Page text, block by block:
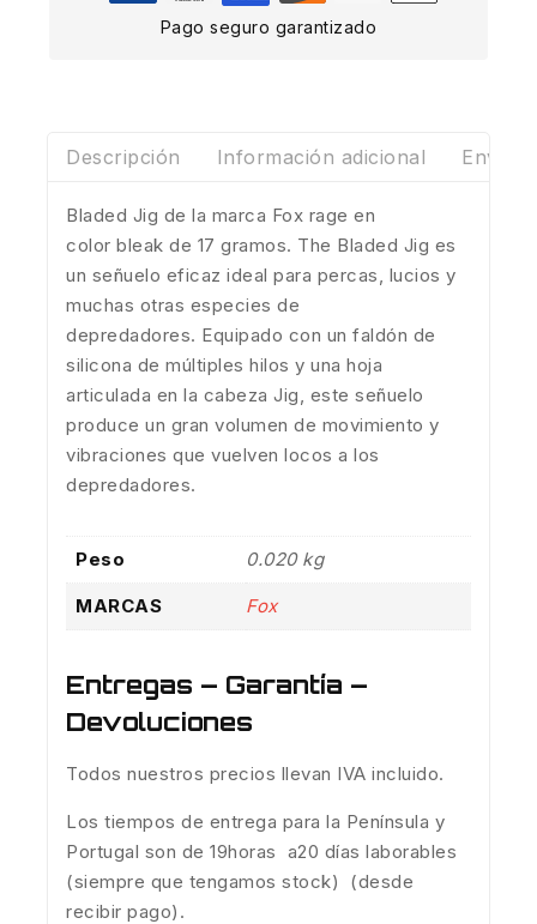
Pago seguro garantizado
Descripción Información adicional Envíos
Bladed Jig de la marca Fox rage en
color bleak de 17 gramos. The Bladed Jig es
un señuelo eficaz ideal para percas, lucios y
muchas otras especies de
depredadores. Equipado con un faldón de
silicona de múltiples hilos y una hoja
articulada en la cabeza Jig, este señuelo
produce un gran volumen de movimiento y
vibraciones que vuelven locos a los
depredadores.
Peso 0.020 kg
MARCAS Fox
Entregas – Garantía –
Devoluciones
Todos nuestros precios llevan IVA incluido.
Los tiempos de entrega para la Península y
Portugal son de 19horas a20 días laborables
(siempre que tengamos stock) (desde
recibir pago).